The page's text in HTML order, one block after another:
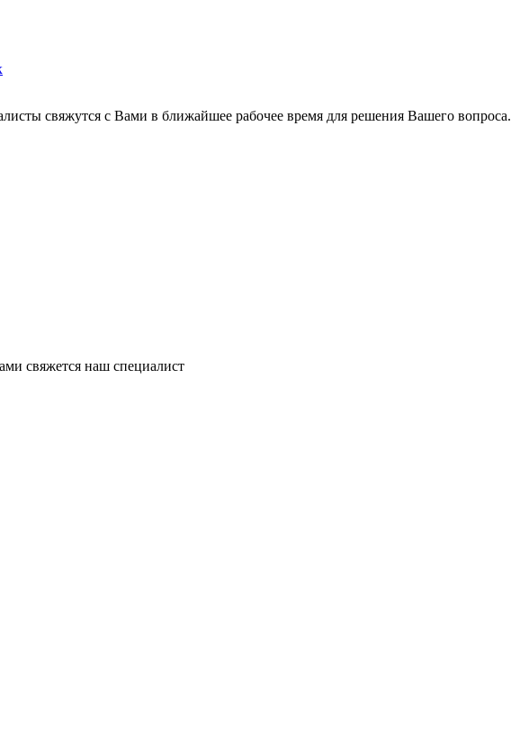
свяжутся с Вами в ближайшее рабочее время для решения Вашего вопроса.
свяжется наш специалист